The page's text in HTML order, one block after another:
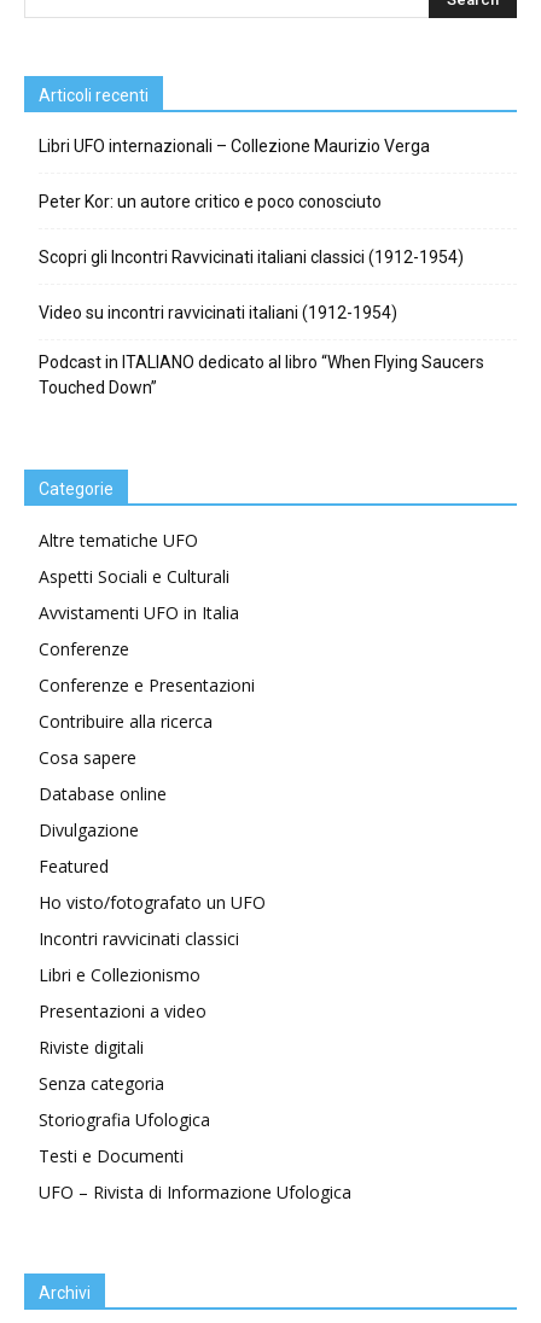
Articoli recenti
Libri UFO internazionali – Collezione Maurizio Verga
Peter Kor: un autore critico e poco conosciuto
Scopri gli Incontri Ravvicinati italiani classici (1912-1954)
Video su incontri ravvicinati italiani (1912-1954)
Podcast in ITALIANO dedicato al libro “When Flying Saucers
Touched Down”
Categorie
Altre tematiche UFO
Aspetti Sociali e Culturali
Avvistamenti UFO in Italia
Conferenze
Conferenze e Presentazioni
Contribuire alla ricerca
Cosa sapere
Database online
Divulgazione
Featured
Ho visto/fotografato un UFO
Incontri ravvicinati classici
Libri e Collezionismo
Presentazioni a video
Riviste digitali
Senza categoria
Storiografia Ufologica
Testi e Documenti
UFO – Rivista di Informazione Ufologica
Archivi